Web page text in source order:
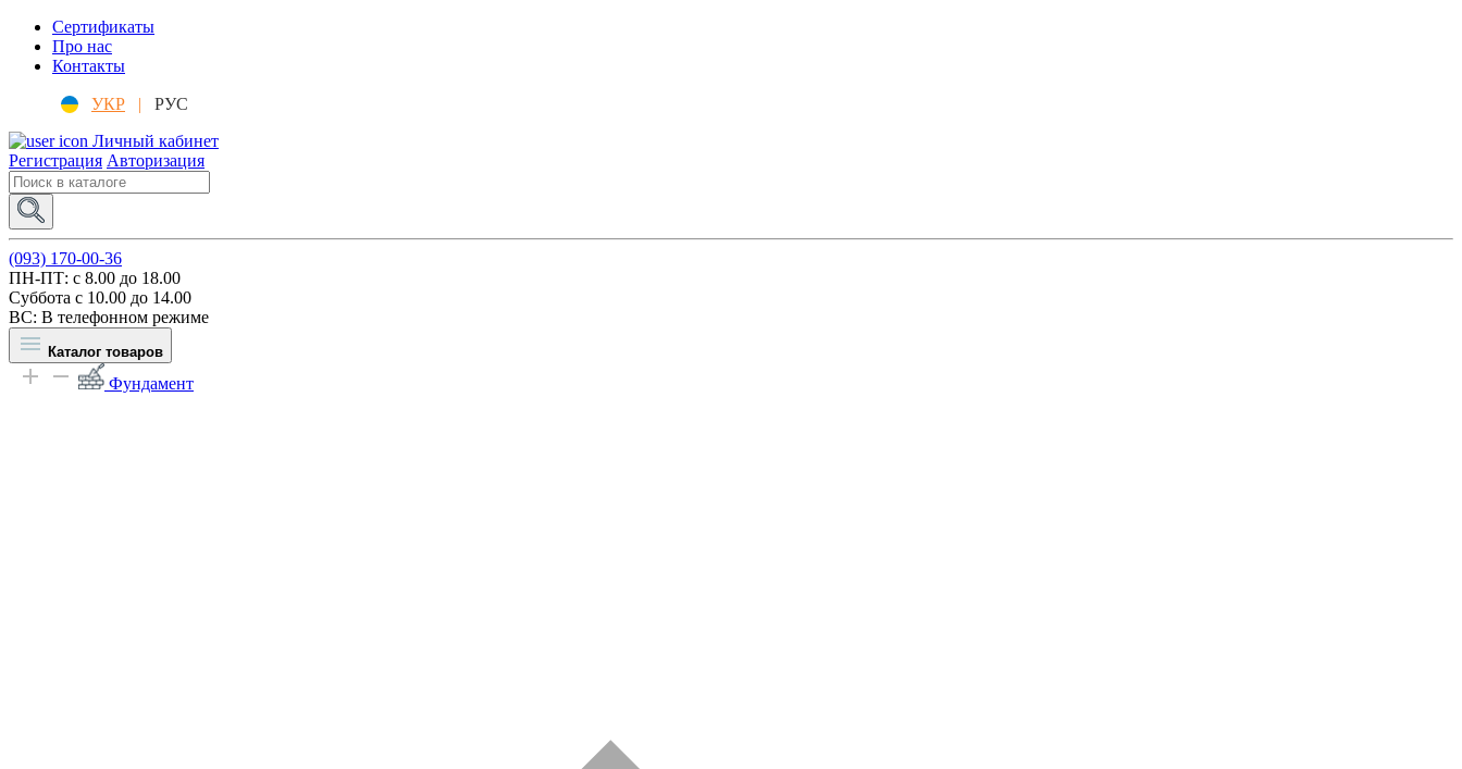
Сертификаты
Про нас
Контакты
УКР |
РУС
Личный кабинет
Регистрация Авторизация
(093) 170-00-36
ПН-ПТ: c 8.00 до 18.00
Суббота с 10.00 до 14.00
ВС: В телефонном режиме
Каталог товаров
Фундамент